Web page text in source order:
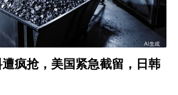
遭疯抢，美国紧急截留，日韩